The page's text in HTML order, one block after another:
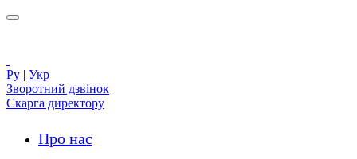
Ру | Укр
Зворотний дзвінок
Скарга директору
Про нас